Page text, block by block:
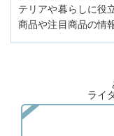
テリアや暮らしに役
商品や注目商品の情
ライ